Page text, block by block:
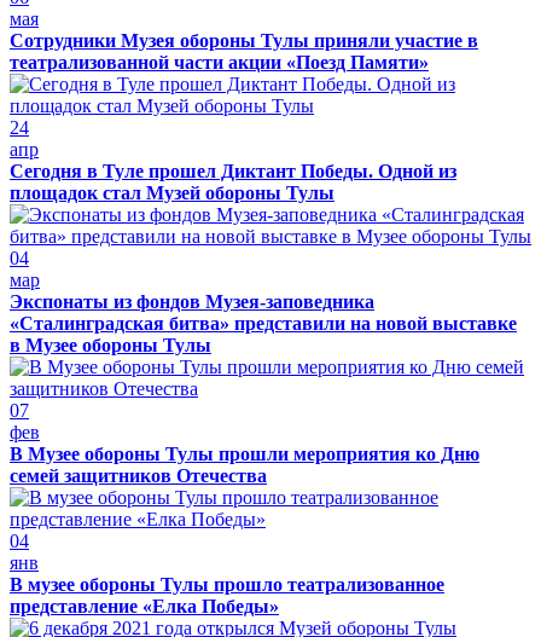
мая
Сотрудники Музея обороны Тулы приняли участие в
театрализованной части акции «Поезд Памяти»
24
апр
Сегодня в Туле прошел Диктант Победы. Одной из
площадок стал Музей обороны Тулы
04
мар
Экспонаты из фондов Музея-заповедника
«Сталинградская битва» представили на новой выставке
в Музее обороны Тулы
07
фев
В Музее обороны Тулы прошли мероприятия ко Дню
семей защитников Отечества
04
янв
В музее обороны Тулы прошло театрализованное
представление «Елка Победы»